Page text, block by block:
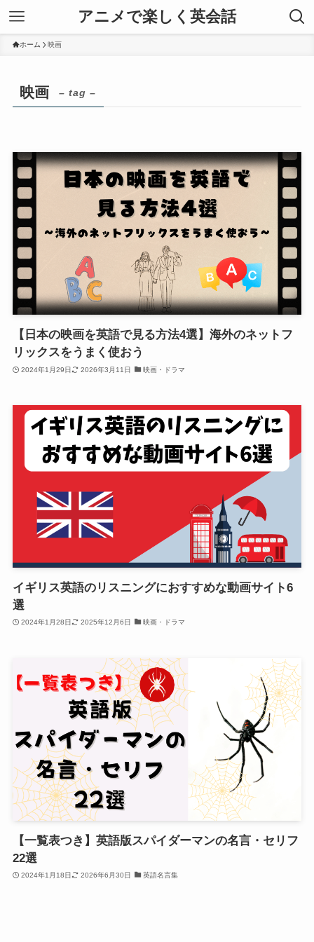
アニメで楽しく英会話
ホーム 映画
映画 – tag –
【日本の映画を英語で見る方法4選】海外のネットフ
リックスをうまく使おう
2024年1月29日 2026年3月11日 映画・ドラマ
イギリス英語のリスニングにおすすめな動画サイト6
選
2024年1月28日 2025年12月6日 映画・ドラマ
【一覧表つき】英語版スパイダーマンの名言・セリフ
22選
2024年1月18日 2026年6月30日 英語名言集